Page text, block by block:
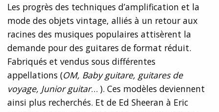
Les progrès des techniques d’amplification et la
mode des objets vintage, alliés à un retour aux
racines des musiques populaires attisèrent la
demande pour des guitares de format réduit.
Fabriqués et vendus sous différentes
appellations (OM, Baby guitare, guitares de
voyage, Junior guitar… ). Ces modèles deviennent
ainsi plus recherchés. Et de Ed Sheeran à Eric